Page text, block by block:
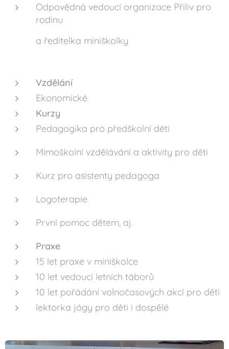
Odpovědná vedoucí organizace Přiliv pro
rodinu
a ředitelka miniškolky
Vzdělání
Ekonomické
Kurzy
Pedagogika pro předškolní děti
Mimoškolní vzdělávání a aktivity pro děti
Kurz pro asistenty pedagoga
Logoterapie
První pomoc dětem, aj.
Praxe
15 let praxe v miniškolce
10 let vedoucí letních táborů
10 let pořádání volnočasových akcí pro děti
lektorka jógy pro děti i dospělé